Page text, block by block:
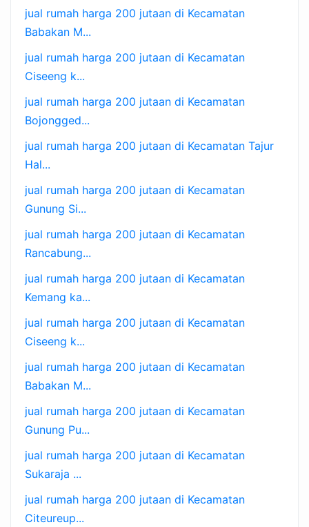
jual rumah harga 200 jutaan di Kecamatan
Babakan M...
jual rumah harga 200 jutaan di Kecamatan
Ciseeng k...
jual rumah harga 200 jutaan di Kecamatan
Bojongged...
jual rumah harga 200 jutaan di Kecamatan Tajur
Hal...
jual rumah harga 200 jutaan di Kecamatan
Gunung Si...
jual rumah harga 200 jutaan di Kecamatan
Rancabung...
jual rumah harga 200 jutaan di Kecamatan
Kemang ka...
jual rumah harga 200 jutaan di Kecamatan
Ciseeng k...
jual rumah harga 200 jutaan di Kecamatan
Babakan M...
jual rumah harga 200 jutaan di Kecamatan
Gunung Pu...
jual rumah harga 200 jutaan di Kecamatan
Sukaraja ...
jual rumah harga 200 jutaan di Kecamatan
Citeureup...